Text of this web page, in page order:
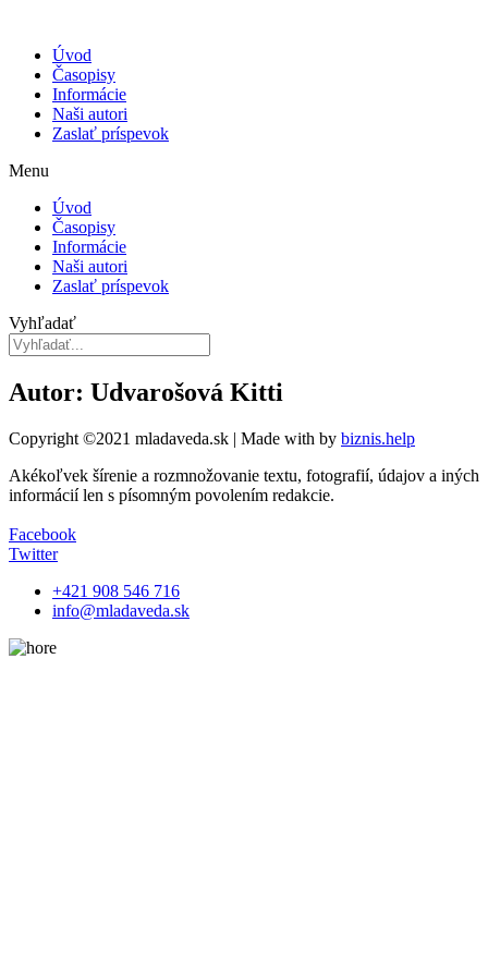
Úvod
Časopisy
Informácie
Naši autori
Zaslať príspevok
Menu
Úvod
Časopisy
Informácie
Naši autori
Zaslať príspevok
Vyhľadať
Autor: Udvarošová Kitti
Copyright ©2021 mladaveda.sk | Made with by biznis.help
Akékoľvek šírenie a rozmnožovanie textu, fotografií, údajov a iných
informácií len s písomným povolením redakcie.
Facebook
Twitter
+421 908 546 716
info@mladaveda.sk